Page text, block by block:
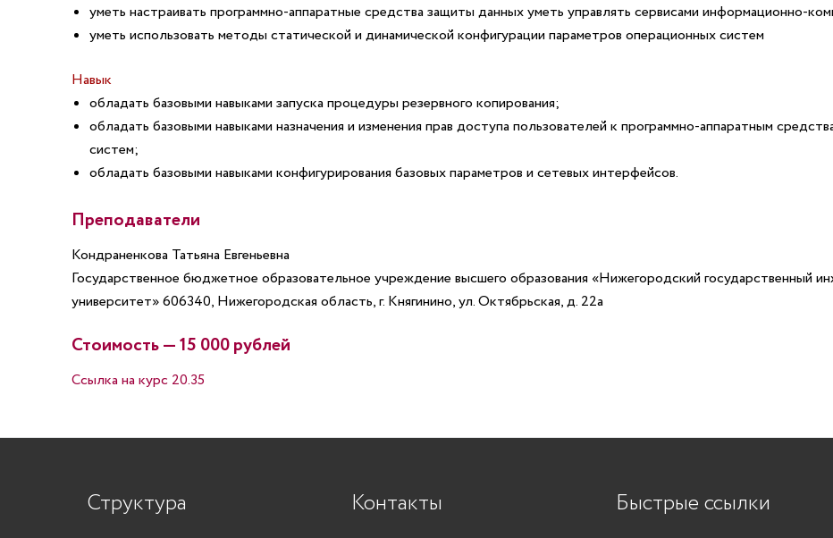
уметь настраивать программно-аппаратные средства защиты данных уметь управлять сервисами информационно-
уметь использовать методы статической и динамической конфигурации параметров операционных систем
Навык
обладать базовыми навыками запуска процедуры резервного копирования;
обладать базовыми навыками назначения и изменения прав доступа пользователей к программно-аппаратным
систем;
обладать базовыми навыками конфигурирования базовых параметров и сетевых интерфейсов.
Преподаватели
Кондраненкова Татьяна Евгеньевна
Государственное бюджетное образовательное учреждение высшего образования «Нижегородский государственный
университет» 606340, Нижегородская область, г. Княгинино, ул. Октябрьская, д. 22а
Стоимость — 15 000 рублей
Ссылка на курс 20.35
Структура Контакты Быстрые ссылки